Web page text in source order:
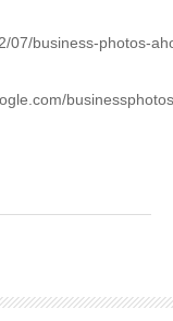
07/business-photos-